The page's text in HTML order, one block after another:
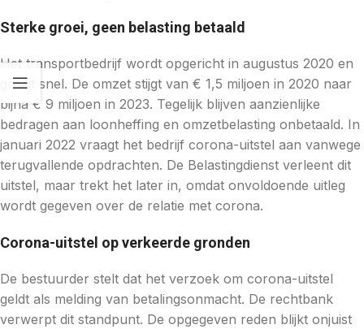
Sterke groei, geen belasting betaald
Het transportbedrijf wordt opgericht in augustus 2020 en
groeit snel. De omzet stijgt van € 1,5 miljoen in 2020 naar
bijna € 9 miljoen in 2023. Tegelijk blijven aanzienlijke
bedragen aan loonheffing en omzetbelasting onbetaald. In
januari 2022 vraagt het bedrijf corona-uitstel aan vanwege
terugvallende opdrachten. De Belastingdienst verleent dit
uitstel, maar trekt het later in, omdat onvoldoende uitleg
wordt gegeven over de relatie met corona.
Corona-uitstel op verkeerde gronden
De bestuurder stelt dat het verzoek om corona-uitstel
geldt als melding van betalingsonmacht. De rechtbank
verwerpt dit standpunt. De opgegeven reden blijkt onjuist